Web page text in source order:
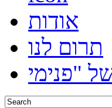
אודות
תרום לנו